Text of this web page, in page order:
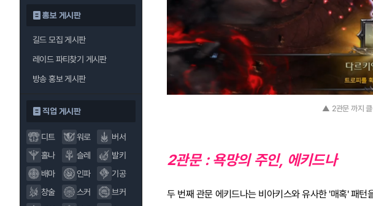
홍보 게시판
길드 모집 게시판
레이드 파티찾기 게시판
방송 홍보 게시판
직업 게시판
디트 워로
버서
홀나
슬레
발키
배마
인파
기공
창술
스커
브커
▲ 2관문 까지 클
2관문 : 욕망의 주인, 에키드나
두 번째 관문 에키드나는 비아키스와 유사한 '매혹' 패